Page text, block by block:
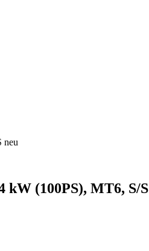
neu
(100PS), MT6, S/S